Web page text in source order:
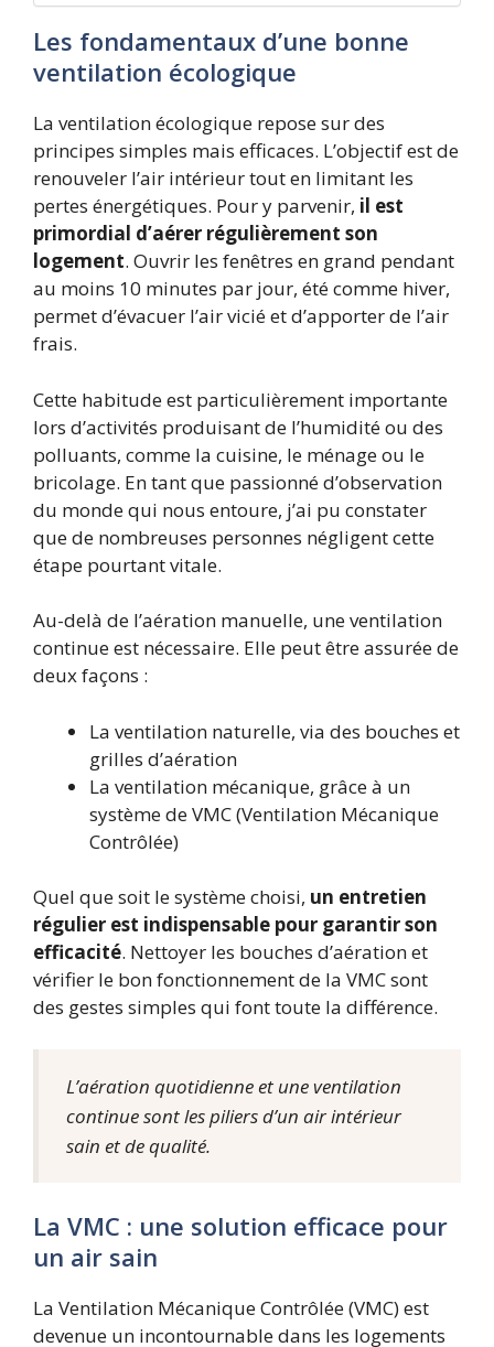
Les fondamentaux d’une bonne
ventilation écologique
La ventilation écologique repose sur des
principes simples mais efficaces. L’objectif est de
renouveler l’air intérieur tout en limitant les
pertes énergétiques. Pour y parvenir, il est
primordial d’aérer régulièrement son
logement. Ouvrir les fenêtres en grand pendant
au moins 10 minutes par jour, été comme hiver,
permet d’évacuer l’air vicié et d’apporter de l’air
frais.
Cette habitude est particulièrement importante
lors d’activités produisant de l’humidité ou des
polluants, comme la cuisine, le ménage ou le
bricolage. En tant que passionné d’observation
du monde qui nous entoure, j’ai pu constater
que de nombreuses personnes négligent cette
étape pourtant vitale.
Au-delà de l’aération manuelle, une ventilation
continue est nécessaire. Elle peut être assurée de
deux façons :
La ventilation naturelle, via des bouches et
grilles d’aération
La ventilation mécanique, grâce à un
système de VMC (Ventilation Mécanique
Contrôlée)
Quel que soit le système choisi, un entretien
régulier est indispensable pour garantir son
efficacité. Nettoyer les bouches d’aération et
vérifier le bon fonctionnement de la VMC sont
des gestes simples qui font toute la différence.
L’aération quotidienne et une ventilation
continue sont les piliers d’un air intérieur
sain et de qualité.
La VMC : une solution efficace pour
un air sain
La Ventilation Mécanique Contrôlée (VMC) est
devenue un incontournable dans les logements